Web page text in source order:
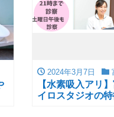
2024年3月7日
【水素吸入アリ
イロスタジオの